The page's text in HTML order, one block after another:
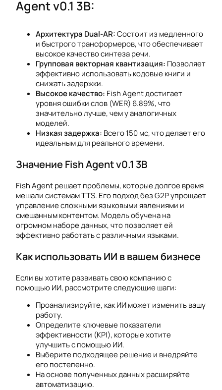
Agent v0.1 3B:
Архитектура Dual-AR:Состоит из медленного
и быстрого трансформеров, что обеспечивает
высокое качество синтеза речи.
Групповая векторная квантизация: Позволяет
эффективно использовать кодовые книги и
снижать задержки.
Высокое качество: Fish Agent достигает
уровня ошибки слов (WER) 6.89%, что
значительно лучше, чем у аналогичных
моделей.
Низкая задержка: Всего 150 мс, что делает его
идеальным для реального времени.
Значение Fish Agent v0.1 3B
Fish Agent решает проблемы, которые долгое время
мешали системам TTS. Его подход без G2P упрощает
управление сложными языковыми явлениями и
смешанным контентом. Модель обучена на
огромном наборе данных, что позволяет ей
эффективно работать с различными языками.
Как использовать ИИ в вашем бизнесе
Если вы хотите развивать свою компанию с
помощью ИИ, рассмотрите следующие шаги:
Проанализируйте, как ИИ может изменить вашу
работу.
Определите ключевые показатели
эффективности (KPI), которые хотите
улучшить с помощью ИИ.
Выберите подходящее решение и внедряйте
его постепенно.
На основе полученных данных расширяйте
автоматизацию.